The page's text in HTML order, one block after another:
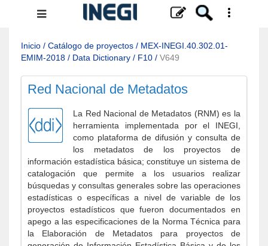
Menú
navegación
Inicio / Catálogo de proyectos / MEX-INEGI.40.302.01-
EMIM-2018 / Data Dictionary / F10 / V649
Red Nacional de Metadatos
La Red Nacional de Metadatos (RNM) es la
herramienta implementada por el INEGI,
como plataforma de difusión y consulta de
los metadatos de los proyectos de
información estadística básica; constituye un sistema de
catalogación que permite a los usuarios realizar
búsquedas y consultas generales sobre las operaciones
estadísticas o específicas a nivel de variable de los
proyectos estadísticos que fueron documentados en
apego a las especificaciones de la Norma Técnica para
la Elaboración de Metadatos para proyectos de